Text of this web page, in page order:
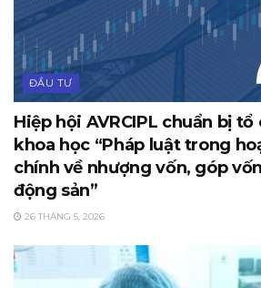
ĐẦU TƯ
Hiệp hội AVRCIPL chuẩn bị
khoa học “Pháp luật trong
chính về nhượng vốn, góp
động sản”
26 THÁNG 5, 2026